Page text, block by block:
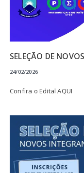
SELEÇÃO DE
24/02/2026
Confira o Edital AQUI